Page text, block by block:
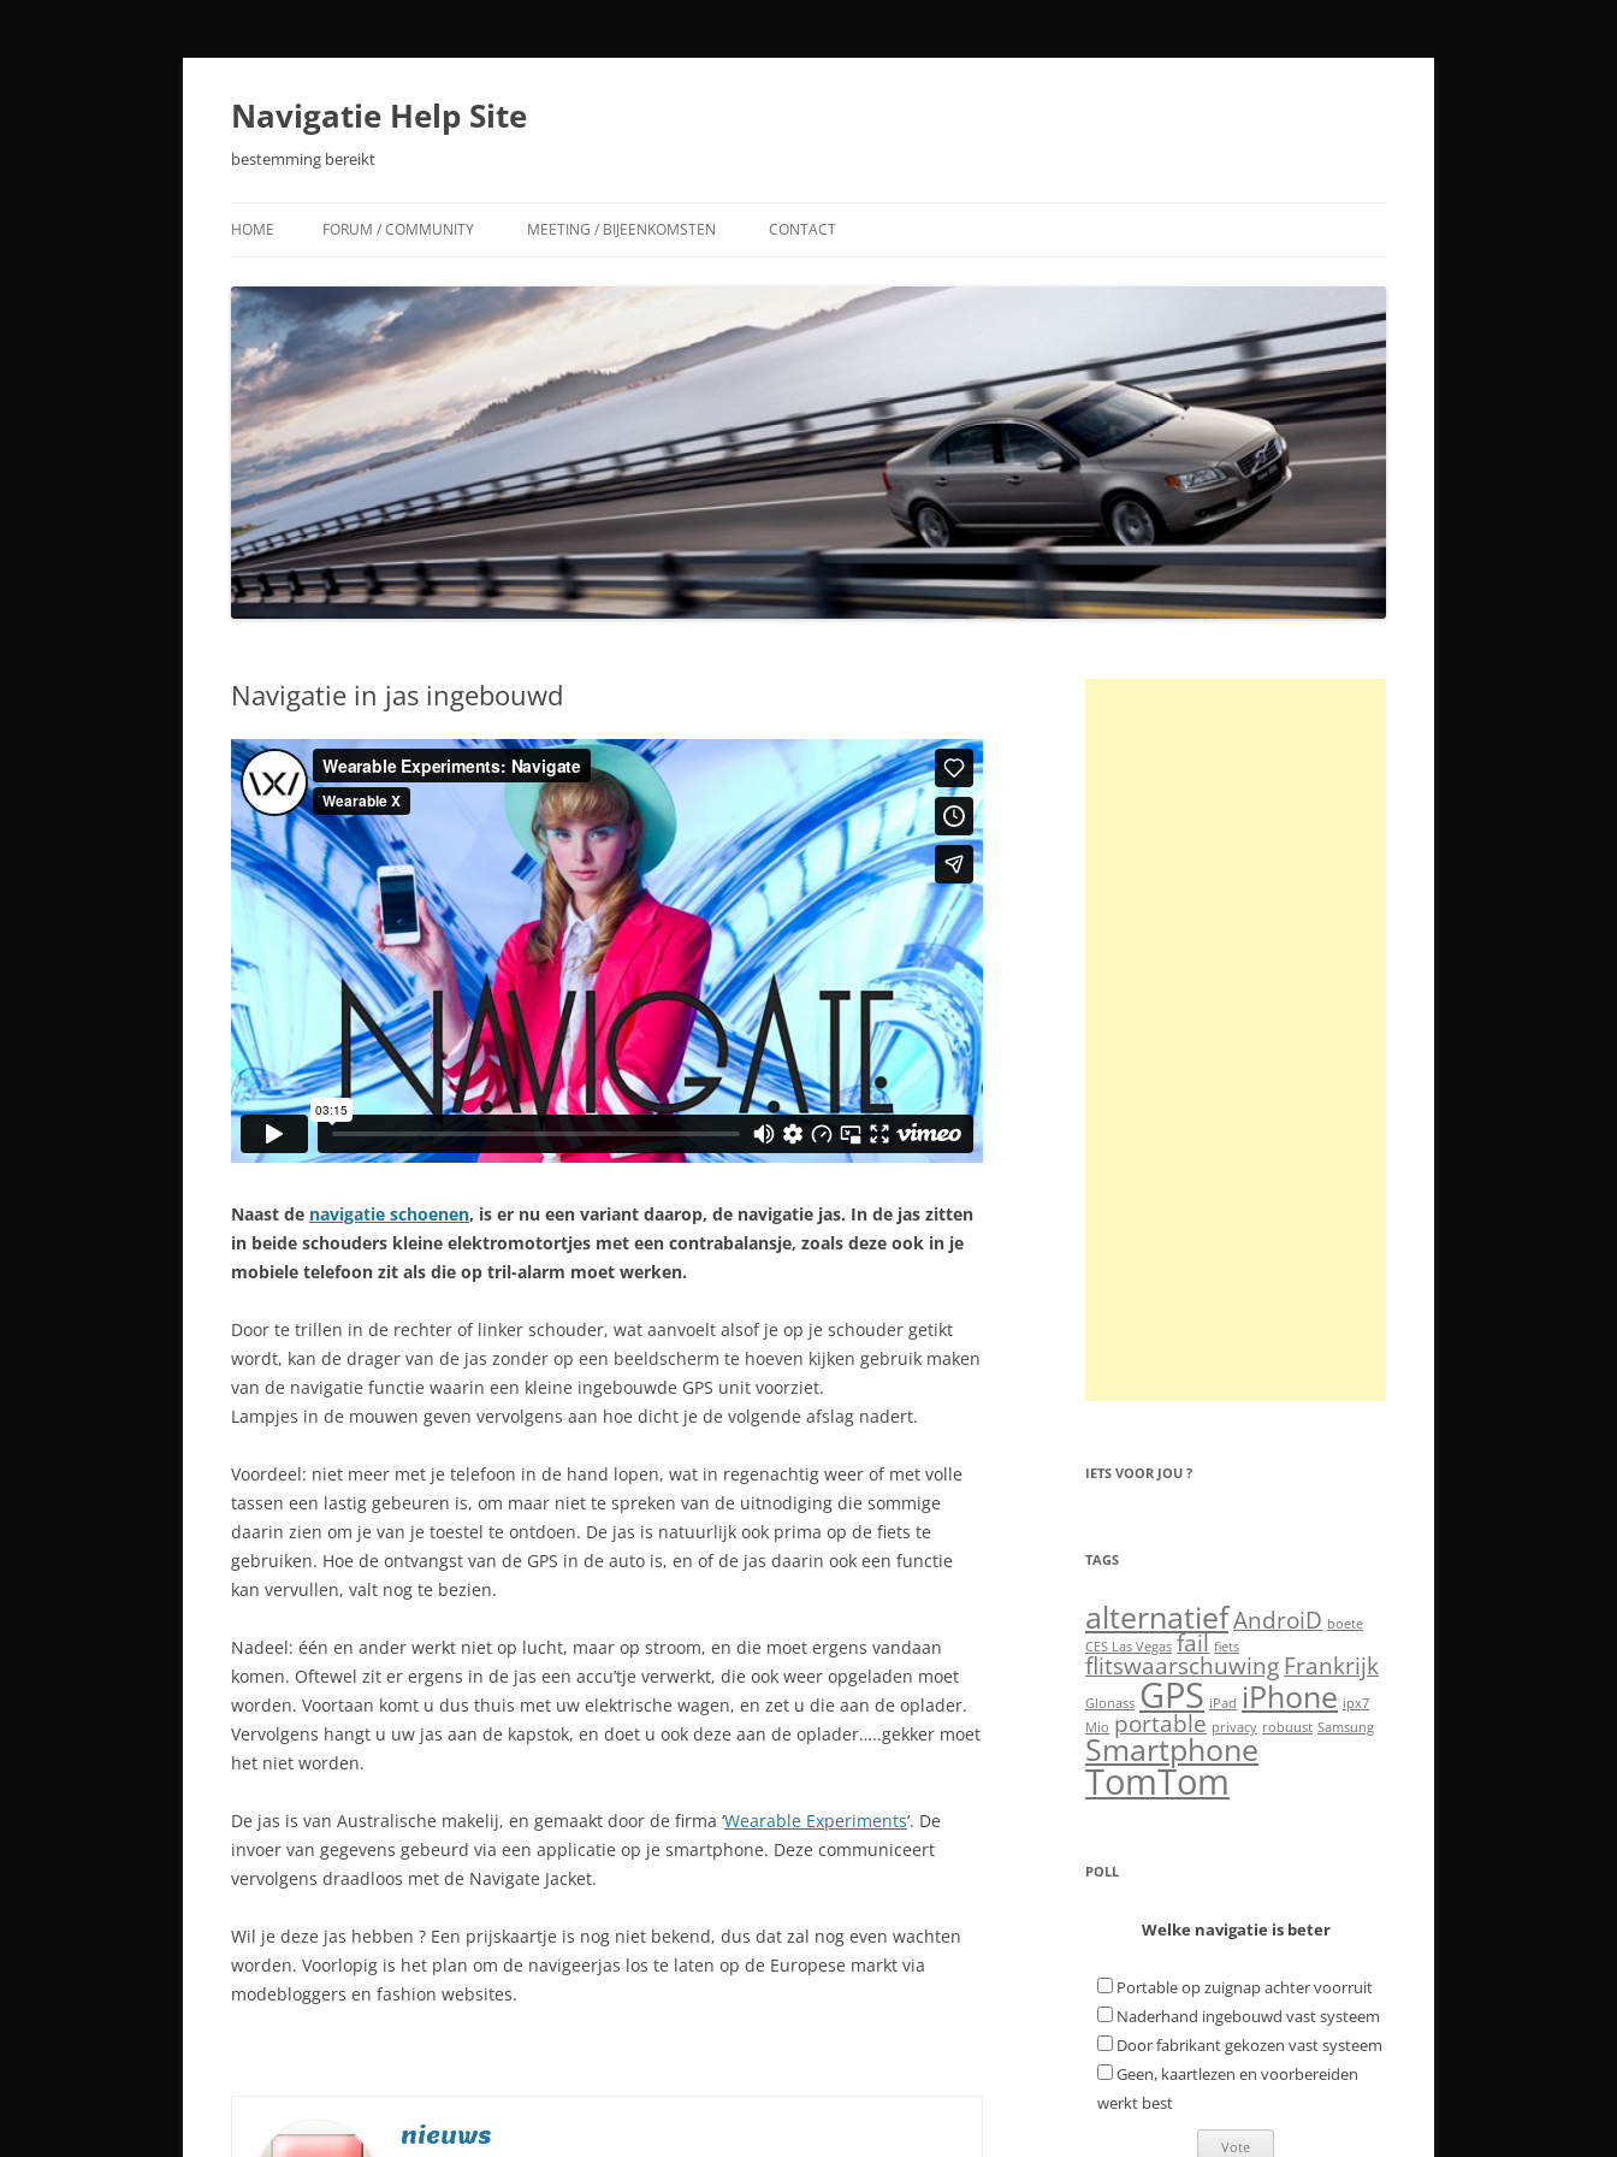
Ga
inhoud
Navigatie Help Site
bestemming bereikt
HOME FORUM / COMMUNITY MEETING / BIJEENKOMSTEN
12-09-2004
25-06-2006
03-06-2007
17-08-2008
CONTACT
Navigatie in jas ingebouwd
Naast de navigatie schoenen, is er nu een variant daarop, de navigatie jas. In de jas zitten
in beide schouders kleine elektromotortjes met een contrabalansje, zoals deze ook in je
mobiele telefoon zit als die op tril-alarm moet werken.
Door te trillen in de rechter of linker schouder, wat aanvoelt alsof je op je schouder getikt
wordt, kan de drager van de jas zonder op een beeldscherm te hoeven kijken gebruik maken
van de navigatie functie waarin een kleine ingebouwde GPS unit voorziet.
Lampjes in de mouwen geven vervolgens aan hoe dicht je de volgende afslag nadert.
Voordeel: niet meer met je telefoon in de hand lopen, wat in regenachtig weer of met volle
tassen een lastig gebeuren is, om maar niet te spreken van de uitnodiging die sommige
daarin zien om je van je toestel te ontdoen. De jas is natuurlijk ook prima op de fiets te
gebruiken. Hoe de ontvangst van de GPS in de auto is, en of de jas daarin ook een functie
kan vervullen, valt nog te bezien.
Nadeel: één en ander werkt niet op lucht, maar op stroom, en die moet ergens vandaan
komen. Oftewel zit er ergens in de jas een accu’tje verwerkt, die ook weer opgeladen moet
worden. Voortaan komt u dus thuis met uw elektrische wagen, en zet u die aan de oplader.
Vervolgens hangt u uw jas aan de kapstok, en doet u ook deze aan de oplader…..gekker moet
het niet worden.
De jas is van Australische makelij, en gemaakt door de firma ‘Wearable Experiments‘. De
invoer van gegevens gebeurd via een applicatie op je smartphone. Deze communiceert
vervolgens draadloos met de Navigate Jacket.
Wil je deze jas hebben ? Een prijskaartje is nog niet bekend, dus dat zal nog even wachten
worden. Voorlopig is het plan om de navigeerjas los te laten op de Europese markt via
modebloggers en fashion websites.
nieuws
IETS VOOR JOU ?
TAGS
alternatiefAndroiD boete
CES Las Vegas fail fiets
flitswaarschuwing Frankrijk
Glonass GPS iPad iPhone ipx7
Mio portable privacy robuust Samsung
Smartphone
TomTom
POLL
Welke navigatie is beter
Portable op zuignap achter voorruit
Naderhand ingebouwd vast systeem
Door fabrikant gekozen vast systeem
Geen, kaartlezen en voorbereiden
werkt best